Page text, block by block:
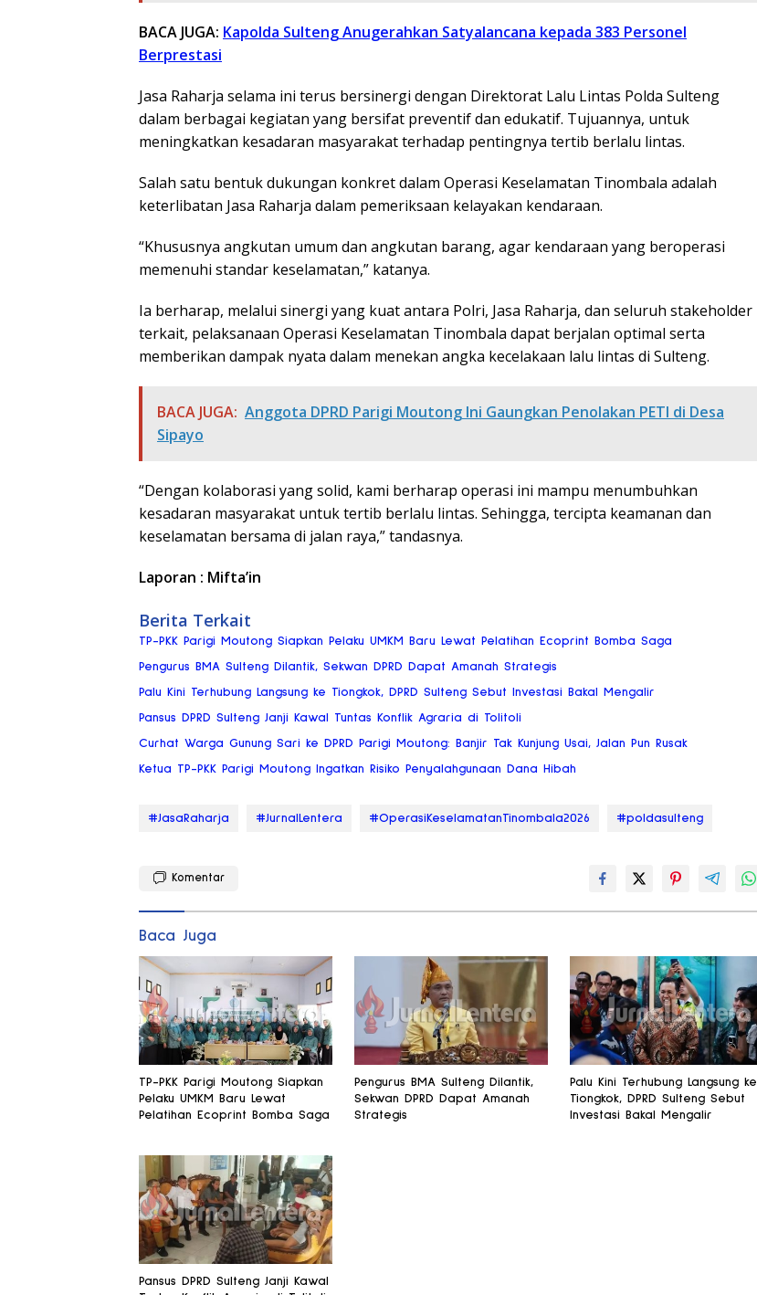
BACA JUGA: Kapolda Sulteng Anugerahkan Satyalancana kepada 383 Personel
Berprestasi
Jasa Raharja selama ini terus bersinergi dengan Direktorat Lalu Lintas Polda Sulteng
dalam berbagai kegiatan yang bersifat preventif dan edukatif. Tujuannya, untuk
meningkatkan kesadaran masyarakat terhadap pentingnya tertib berlalu lintas.
Salah satu bentuk dukungan konkret dalam Operasi Keselamatan Tinombala adalah
keterlibatan Jasa Raharja dalam pemeriksaan kelayakan kendaraan.
“Khususnya angkutan umum dan angkutan barang, agar kendaraan yang beroperasi
memenuhi standar keselamatan,” katanya.
Ia berharap, melalui sinergi yang kuat antara Polri, Jasa Raharja, dan seluruh stakeholder
terkait, pelaksanaan Operasi Keselamatan Tinombala dapat berjalan optimal serta
memberikan dampak nyata dalam menekan angka kecelakaan lalu lintas di Sulteng.
BACA JUGA: Anggota DPRD Parigi Moutong Ini Gaungkan Penolakan PETI di Desa
Sipayo
“Dengan kolaborasi yang solid, kami berharap operasi ini mampu menumbuhkan
kesadaran masyarakat untuk tertib berlalu lintas. Sehingga, tercipta keamanan dan
keselamatan bersama di jalan raya,” tandasnya.
Laporan : Mifta’in
Berita Terkait
TP-PKK Parigi Moutong Siapkan Pelaku UMKM Baru Lewat Pelatihan Ecoprint Bomba Saga
Pengurus BMA Sulteng Dilantik, Sekwan DPRD Dapat Amanah Strategis
Palu Kini Terhubung Langsung ke Tiongkok, DPRD Sulteng Sebut Investasi Bakal Mengalir
Pansus DPRD Sulteng Janji Kawal Tuntas Konflik Agraria di Tolitoli
Curhat Warga Gunung Sari ke DPRD Parigi Moutong: Banjir Tak Kunjung Usai, Jalan Pun Rusak
Ketua TP-PKK Parigi Moutong Ingatkan Risiko Penyalahgunaan Dana Hibah
#JasaRaharja #JurnalLentera #OperasiKeselamatanTinombala2026 #poldasulteng
Komentar
Baca Juga
TP-PKK Parigi Moutong Siapkan
Pelaku UMKM Baru Lewat
Pelatihan Ecoprint Bomba Saga
Pengurus BMA Sulteng Dilantik,
Sekwan DPRD Dapat Amanah
Strategis
Palu Kini Terhubung Langsung ke
Tiongkok, DPRD Sulteng Sebut
Investasi Bakal Mengalir
Pansus DPRD Sulteng Janji Kawal